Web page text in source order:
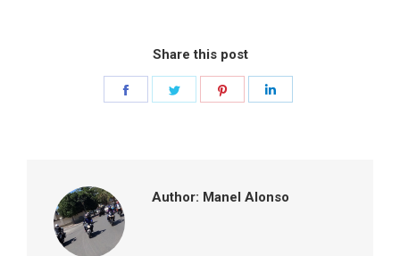
Share this post
Author: Manel Alonso